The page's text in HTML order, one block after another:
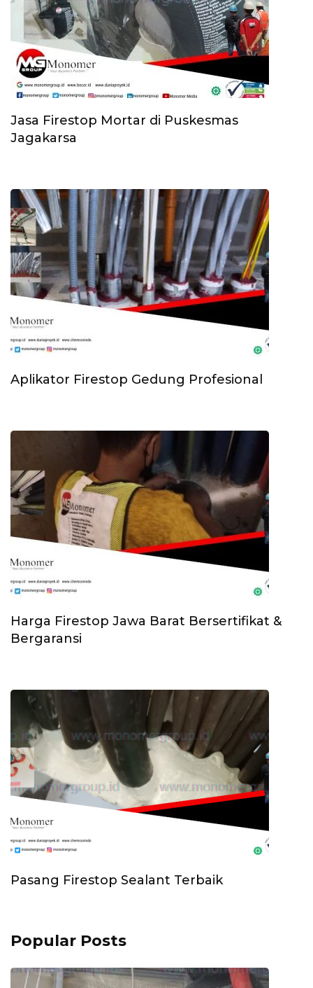
Jasa Firestop Mortar di Puskesmas
Jagakarsa
Aplikator Firestop Gedung Profesional
Harga Firestop Jawa Barat Bersertifikat &
Bergaransi
Pasang Firestop Sealant Terbaik
Popular Posts